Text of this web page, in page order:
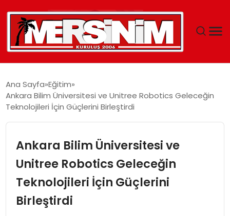
YAŞAM
EĞITIM
Ana Sayfa Eğitim
Ankara Bilim Üniversitesi ve Unitree Robotics Geleceğin
Teknolojileri İçin Güçlerini Birleştirdi
Ankara Bilim Üniversitesi ve
Unitree Robotics Geleceğin
Teknolojileri İçin Güçlerini
Birleştirdi